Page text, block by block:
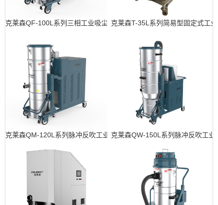
克莱森QF-100L系列三相工业吸尘器克莱森T-35L系列简易型固定式工
克莱森QM-120L系列脉冲反吹工业吸尘器克莱森QW-150L系列脉冲反吹工业